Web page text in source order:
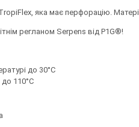
яка має перфорацію.
регланом Serpens від P1G®!
до 30°С
до 110°С